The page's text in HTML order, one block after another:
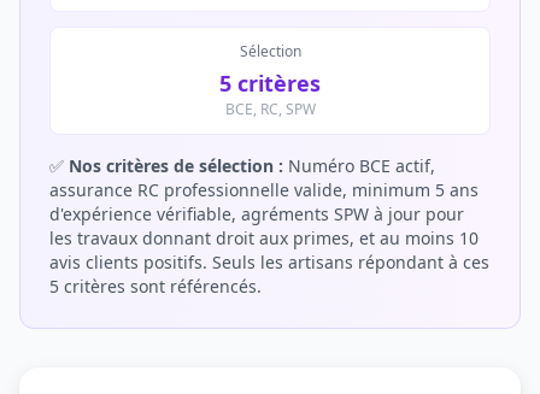
Sélection
5 critères
BCE, RC, SPW
✅ Nos critères de sélection : Numéro BCE actif,
assurance RC professionnelle valide, minimum 5 ans
d'expérience vérifiable, agréments SPW à jour pour
les travaux donnant droit aux primes, et au moins 10
avis clients positifs. Seuls les artisans répondant à ces
5 critères sont référencés.